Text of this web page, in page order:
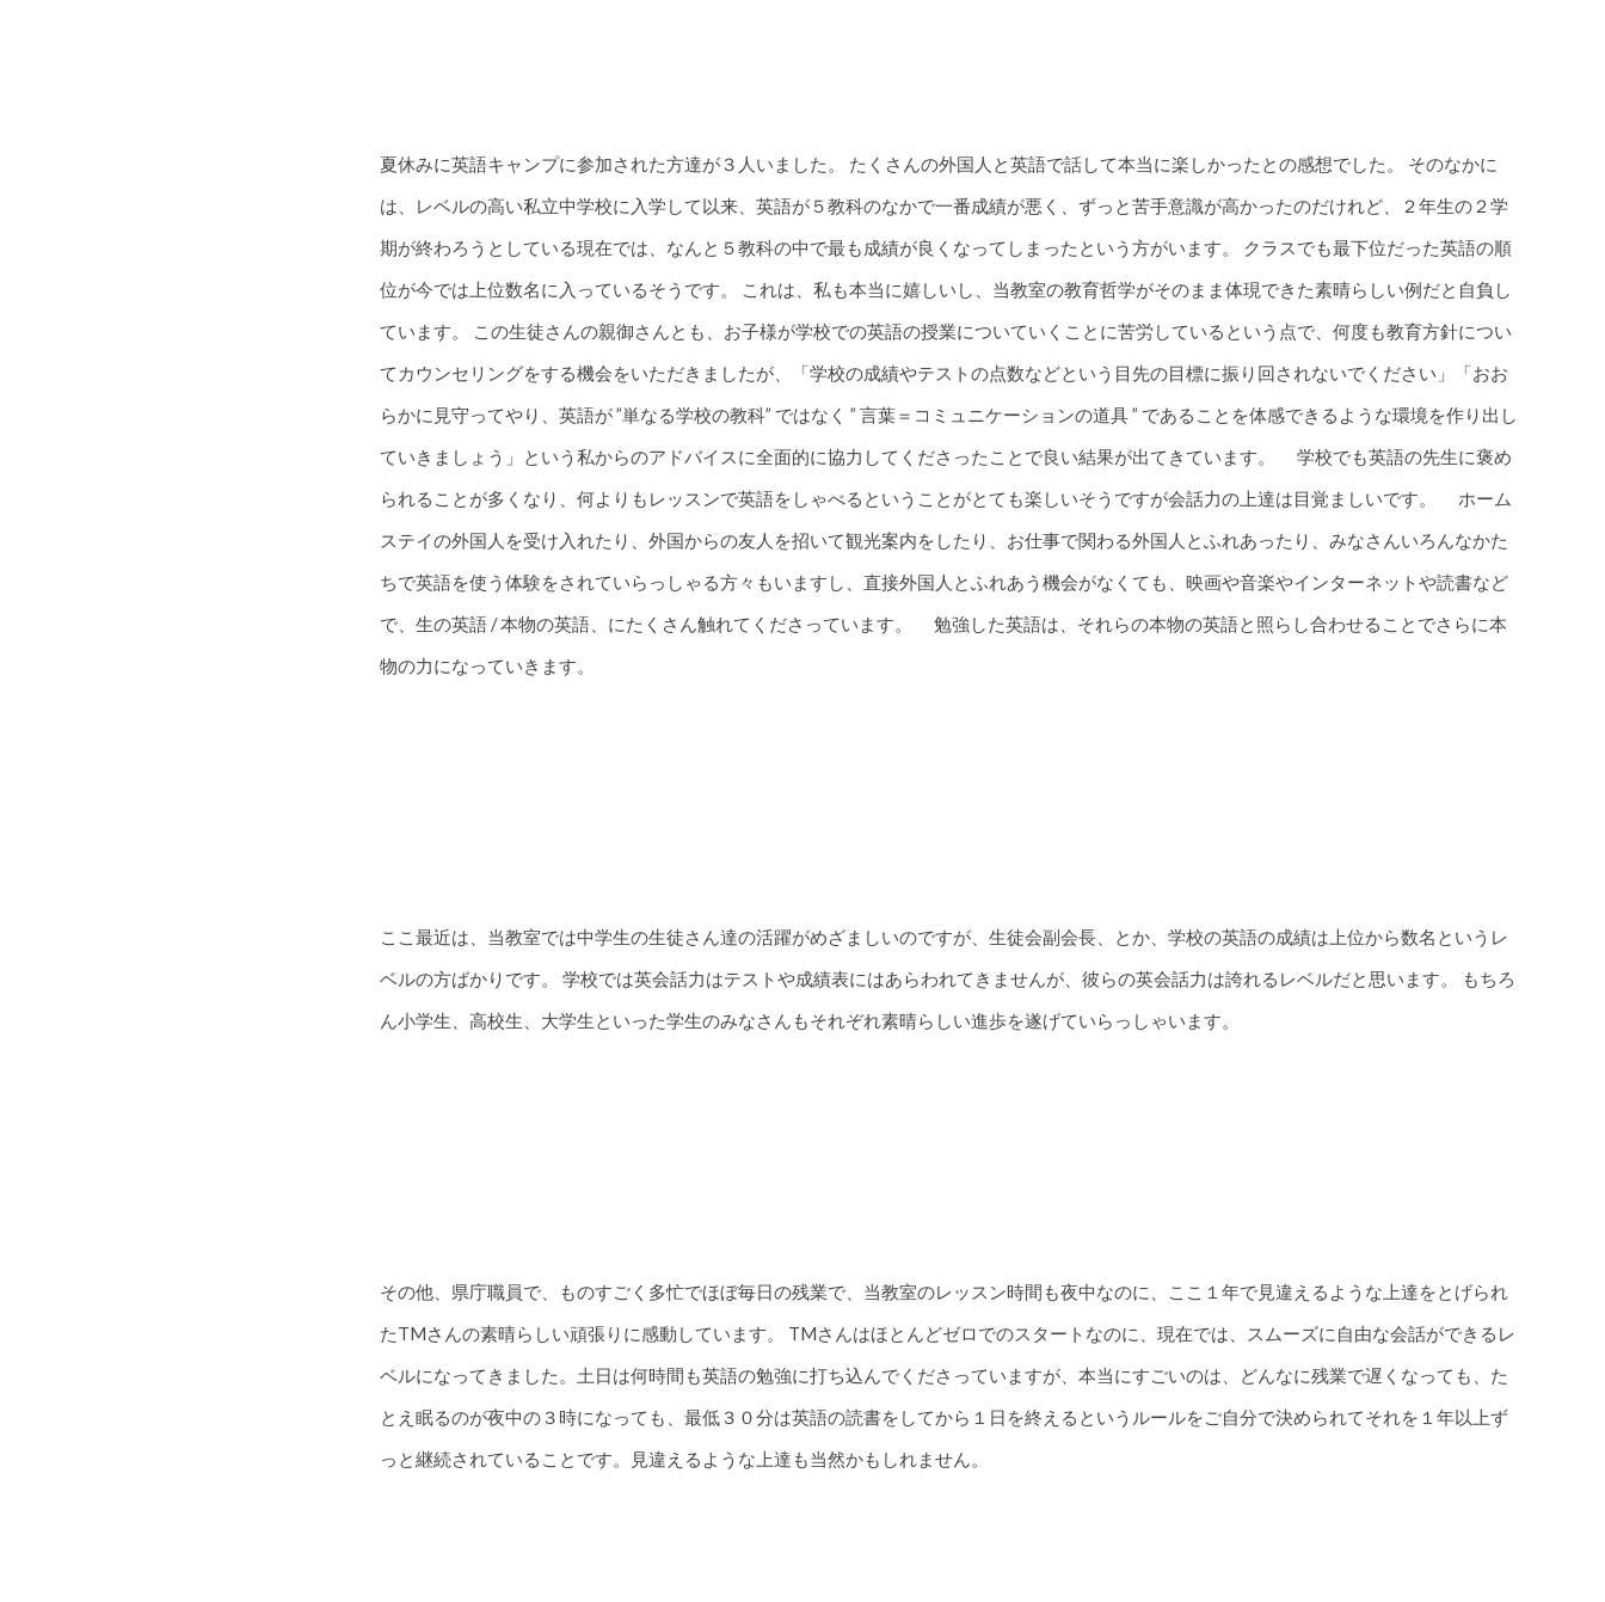
夏休みに英語キャンプに参加された方達が３人いました。 たくさんの外国人と英語で話して本当に楽しかったとの感想でした。 そのなかに
は、レベルの高い私立中学校に入学して以来、英語が５教科のなかで一番成績が悪く、ずっと苦手意識が高かったのだけれど、２年生の２学
期が終わろうとしている現在では、なんと５教科の中で最も成績が良くなってしまったという方がいます。 クラスでも最下位だった英語の順
位が今では上位数名に入っているそうです。 これは、私も本当に嬉しいし、当教室の教育哲学がそのまま体現できた素晴らしい例だと自負し
ています。 この生徒さんの親御さんとも、お子様が学校での英語の授業についていくことに苦労しているという点で、何度も教育方針につい
てカウンセリングをする機会をいただきましたが、「学校の成績やテストの点数などという目先の目標に振り回されないでください」「おお
らかに見守ってやり、英語が ”単なる学校の教科” ではなく ” 言葉＝コミュニケーションの道具 ” であることを体感できるような環境を作り出し
ていきましょう」という私からのアドバイスに全面的に協力してくださったことで良い結果が出てきています。 学校でも英語の先生に褒め
られることが多くなり、何よりもレッスンで英語をしゃべるということがとても楽しいそうですが会話力の上達は目覚ましいです。 ホーム
ステイの外国人を受け入れたり、外国からの友人を招いて観光案内をしたり、お仕事で関わる外国人とふれあったり、みなさんいろんなかた
ちで英語を使う体験をされていらっしゃる方々もいますし、直接外国人とふれあう機会がなくても、映画や音楽やインターネットや読書など
で、生の英語 / 本物の英語、にたくさん触れてくださっています。 勉強した英語は、それらの本物の英語と照らし合わせることでさらに本
物の力になっていきます。
ここ最近は、当教室では中学生の生徒さん達の活躍がめざましいのですが、生徒会副会長、とか、学校の英語の成績は上位から数名というレ
ベルの方ばかりです。 学校では英会話力はテストや成績表にはあらわれてきませんが、彼らの英会話力は誇れるレベルだと思います。 もちろ
ん小学生、高校生、大学生といった学生のみなさんもそれぞれ素晴らしい進歩を遂げていらっしゃいます。
その他、県庁職員で、ものすごく多忙でほぼ毎日の残業で、当教室のレッスン時間も夜中なのに、ここ１年で見違えるような上達をとげられ
たTMさんの素晴らしい頑張りに感動しています。 TMさんはほとんどゼロでのスタートなのに、現在では、スムーズに自由な会話ができるレ
ベルになってきました。土日は何時間も英語の勉強に打ち込んでくださっていますが、本当にすごいのは、どんなに残業で遅くなっても、た
とえ眠るのが夜中の３時になっても、最低３０分は英語の読書をしてから１日を終えるというルールをご自分で決められてそれを１年以上ず
っと継続されていることです。見違えるような上達も当然かもしれません。